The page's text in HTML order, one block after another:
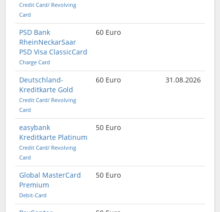
Credit Card/ Revolving
Card
PSD Bank
RheinNeckarSaar
PSD Visa ClassicCard
Charge Card
60 Euro
Deutschland-
Kreditkarte Gold
Credit Card/ Revolving
Card
60 Euro 31.08.2026
easybank
Kreditkarte Platinum
Credit Card/ Revolving
Card
50 Euro
Global MasterCard
Premium
Debit-Card
50 Euro